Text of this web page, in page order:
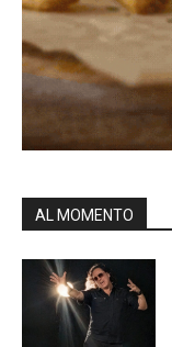
AL MOMENTO